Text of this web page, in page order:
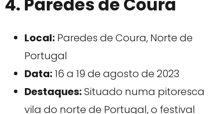
4. Paredes de Coura
Local:Paredes de Coura, Norte de
Portugal
Data:16 a 19 de agosto de 2023
Destaques:Situado numa pitoresca
vila do norte de Portugal, o festival